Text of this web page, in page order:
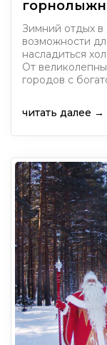
Зимний отдых в
возможности
насладиться
От
городов с
читать далее →